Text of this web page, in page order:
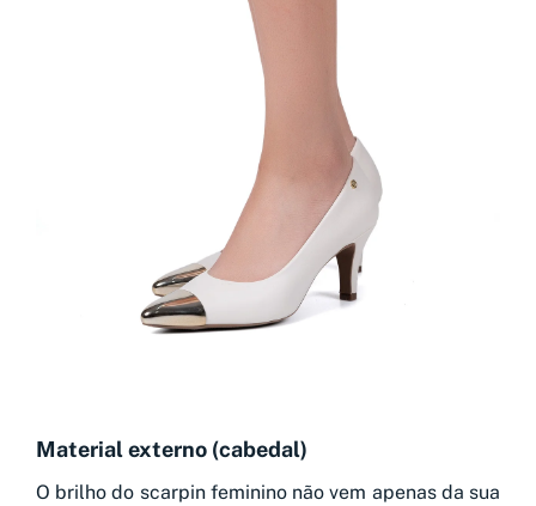
Material externo (cabedal)
O brilho do scarpin feminino não vem apenas da sua